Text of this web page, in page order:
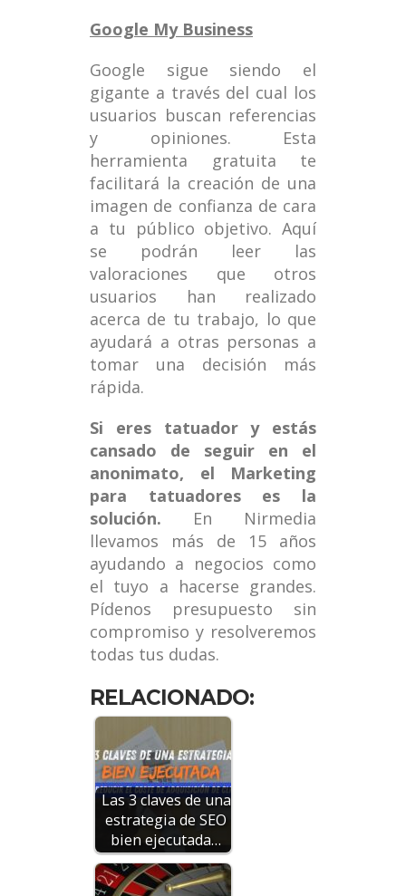
Google My Business
Google sigue siendo el
gigante a través del cual los
usuarios buscan referencias
y opiniones. Esta
herramienta gratuita te
facilitará la creación de una
imagen de confianza de cara
a tu público objetivo. Aquí
se podrán leer las
valoraciones que otros
usuarios han realizado
acerca de tu trabajo, lo que
ayudará a otras personas a
tomar una decisión más
rápida.
Si eres tatuador y estás
cansado de seguir en el
anonimato, el Marketing
para tatuadores es la
solución. En Nirmedia
llevamos más de 15 años
ayudando a negocios como
el tuyo a hacerse grandes.
Pídenos presupuesto sin
compromiso y resolveremos
todas tus dudas.
RELACIONADO:
Las 3 claves de una
estrategia de SEO
bien ejecutada…